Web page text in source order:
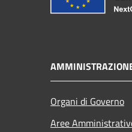
Organi di Governo
Aree